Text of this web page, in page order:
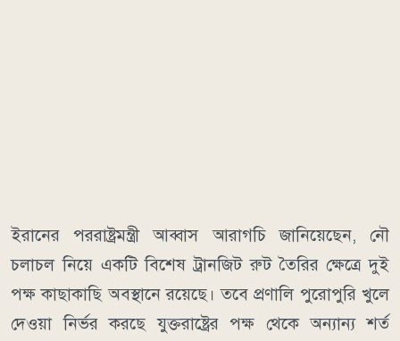
ইরানের পররাষ্ট্রমন্ত্রী আব্বাস আরাগচি জানিয়েছেন, নৌ
চলাচল নিয়ে একটি বিশেষ ট্রানজিট রুট তৈরির ক্ষেত্রে দুই
পক্ষ কাছাকাছি অবস্থানে রয়েছে। তবে প্রণালি পুরোপুরি খুলে
দেওয়া নির্ভর করছে যুক্তরাষ্ট্রের পক্ষ থেকে অন্যান্য শর্ত